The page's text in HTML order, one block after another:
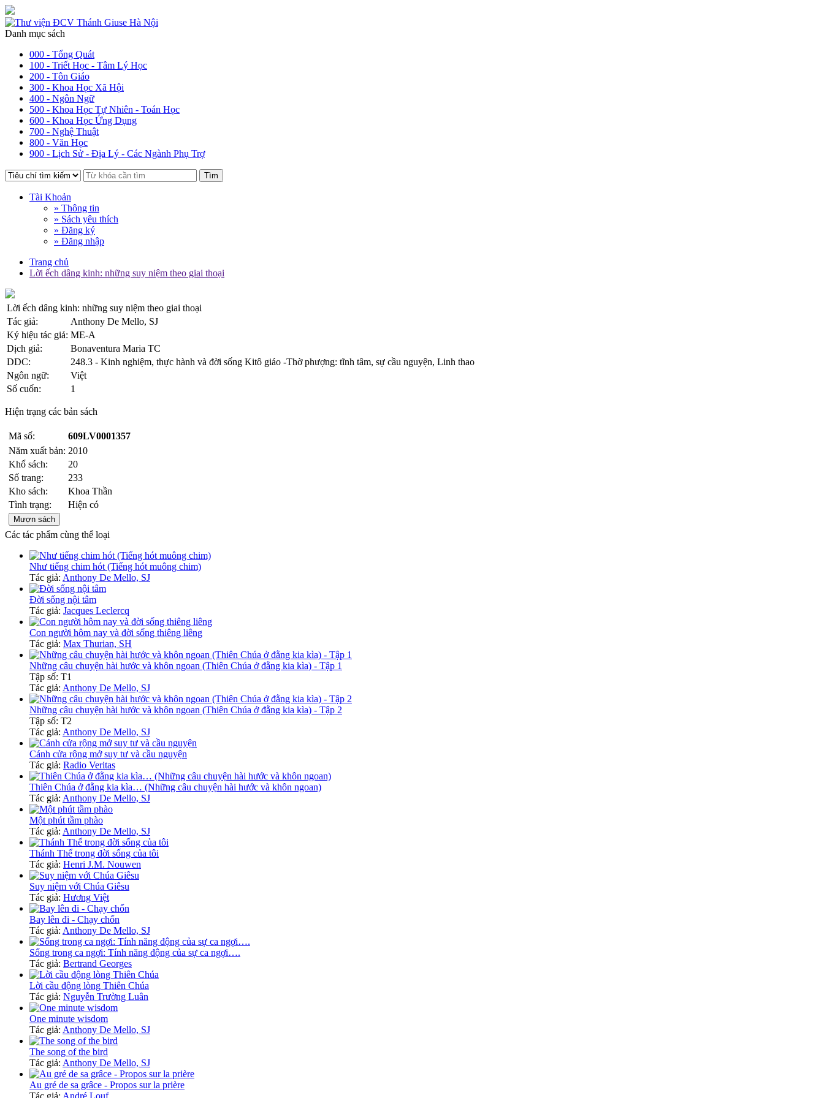
Danh mục sách
000 - Tổng Quát
100 - Triết Học - Tâm Lý Học
200 - Tôn Giáo
300 - Khoa Học Xã Hội
400 - Ngôn Ngữ
500 - Khoa Học Tự Nhiên - Toán Học
600 - Khoa Học Ứng Dụng
700 - Nghệ Thuật
800 - Văn Học
900 - Lịch Sử - Địa Lý - Các Ngành Phụ Trợ
Tìm
Tài Khoản
» Thông tin
» Sách yêu thích
» Đăng ký
» Đăng nhập
Trang chủ
Lời ếch dâng kinh: những suy niệm theo giai thoại
Lời ếch dâng kinh: những suy niệm theo giai thoại
Tác giả:
Anthony De Mello, SJ
Ký hiệu tác giả: ME-A
Dịch giả:
Bonaventura Maria TC
DDC:
248.3 - Kinh nghiệm, thực hành và đời sống Kitô giáo -Thờ phượng: tĩnh tâm, sự cầu nguyện, Linh thao
Ngôn ngữ:
Việt
Số cuốn:
1
Hiện trạng các bản sách
Mã số:
609LV0001357
Năm xuất bản: 2010
Khổ sách:
20
Số trang:
233
Kho sách:
Khoa Thần
Tình trạng:
Hiện có
Mượn sách
Các tác phẩm cùng thể loại
Như tiếng chim hót (Tiếng hót muông chim)
Tác giả: Anthony De Mello, SJ
Đời sống nội tâm
Tác giả: Jacques Leclercq
Con người hôm nay và đời sống thiêng liêng
Tác giả: Max Thurian, SH
Những câu chuyện hài hước và khôn ngoan (Thiên Chúa ở đằng kia kìa) - Tập 1
Tập số: T1
Tác giả: Anthony De Mello, SJ
Những câu chuyện hài hước và khôn ngoan (Thiên Chúa ở đằng kia kìa) - Tập 2
Tập số: T2
Tác giả: Anthony De Mello, SJ
Cánh cửa rộng mở suy tư và cầu nguyện
Tác giả: Radio Veritas
Thiên Chúa ở đằng kia kìa… (Những câu chuyện hài hước và khôn ngoan)
Tác giả: Anthony De Mello, SJ
Một phút tầm phào
Tác giả: Anthony De Mello, SJ
Thánh Thể trong đời sống của tôi
Tác giả: Henri J.M. Nouwen
Suy niệm với Chúa Giêsu
Tác giả: Hương Việt
Bay lên đi - Chạy chốn
Tác giả: Anthony De Mello, SJ
Sống trong ca ngợi: Tính năng động của sự ca ngợi….
Tác giả: Bertrand Georges
Lời cầu động lòng Thiên Chúa
Tác giả: Nguyễn Trường Luân
One minute wisdom
Tác giả: Anthony De Mello, SJ
The song of the bird
Tác giả: Anthony De Mello, SJ
Au gré de sa grâce - Propos sur la prière
Tác giả: André Louf